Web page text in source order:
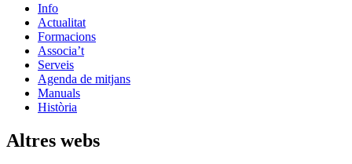
Info
Actualitat
Formacions
Associa’t
Serveis
Agenda de mitjans
Manuals
Història
Altres webs